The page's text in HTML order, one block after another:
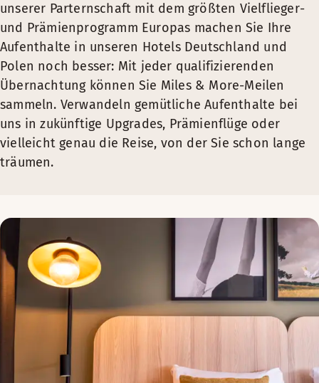
unserer Parternschaft mit dem größten Vielflieger-
und Prämienprogramm Europas machen Sie Ihre
Aufenthalte in unseren Hotels Deutschland und
Polen noch besser: Mit jeder qualifizierenden
Übernachtung können Sie Miles & More-Meilen
sammeln. Verwandeln gemütliche Aufenthalte bei
uns in zukünftige Upgrades, Prämienflüge oder
vielleicht genau die Reise, von der Sie schon lange
träumen.